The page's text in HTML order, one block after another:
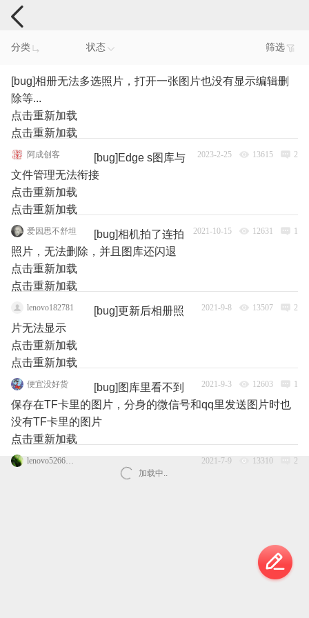
手机反馈
分类 状态 筛选
[bug]相册无法多选照片，打开一张图片也没有显示编辑删
除等...
点击重新加载
点击重新加载
阿成创客 2023-2-25 13615 2
[bug]Edge s图库与
文件管理无法衔接
点击重新加载
点击重新加载
爱因思不舒坦 2021-10-15 12631 1
[bug]相机拍了连拍
照片，无法删除，并且图库还闪退
点击重新加载
点击重新加载
lenovo182781 2021-9-8 13507 2
[bug]更新后相册照
片无法显示
点击重新加载
点击重新加载
便宜没好货 2021-9-3 12603 1
[bug]图库里看不到
保存在TF卡里的图片，分身的微信号和qq里发送图片时也
没有TF卡里的图片
点击重新加载
lenovo52662545笑笑 2021-7-9 13310
2
加载中..